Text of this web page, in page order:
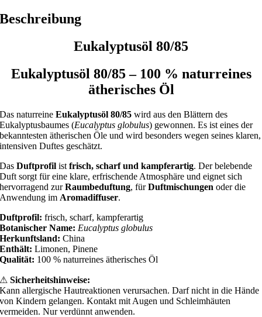
Beschreibung
Eukalyptusöl 80/85
Eukalyptusöl 80/85 – 100 % naturreines
ätherisches Öl
Das naturreineEukalyptusöl 80/85 wird aus den Blättern des
Eukalyptusbaumes (Eucalyptus globulus) gewonnen. Es ist eines der
bekanntesten ätherischen Öle und wird besonders wegen seines klaren,
intensiven Duftes geschätzt.
DasDuftprofil istfrisch, scharf und kampferartig. Der belebende
Duft sorgt für eine klare, erfrischende Atmosphäre und eignet sich
hervorragend zurRaumbeduftung, fürDuftmischungen oder die
Anwendung im Aromadiffuser.
Duftprofil: frisch, scharf, kampferartig
Botanischer Name: Eucalyptus globulus
Herkunftsland: China
Enthält: Limonen, Pinene
Qualität: 100 % naturreines ätherisches Öl
⚠Sicherheitshinweise:
Kann allergische Hautreaktionen verursachen. Darf nicht in die Hände
von Kindern gelangen. Kontakt mit Augen und Schleimhäuten
vermeiden. Nur verdünnt anwenden.